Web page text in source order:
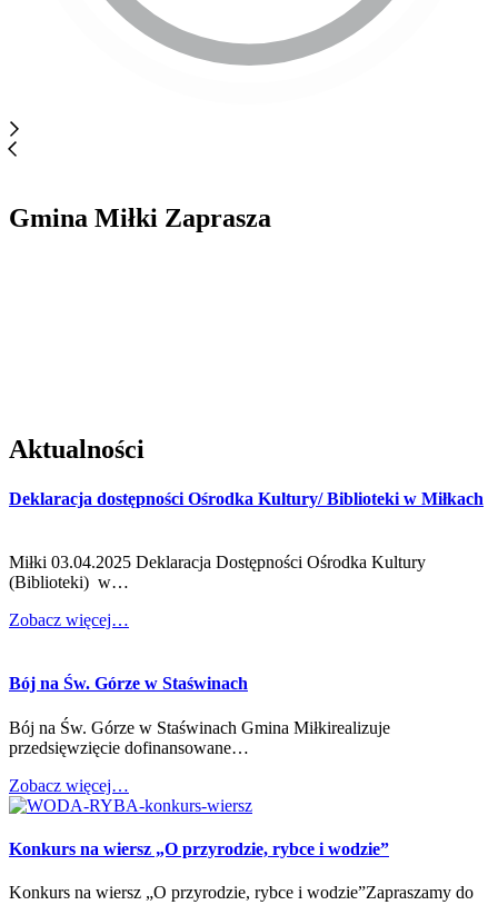
Gmina Miłki Zaprasza
Aktualności
Deklaracja dostępności Ośrodka Kultury/ Biblioteki w Miłkach
Miłki 03.04.2025 Deklaracja Dostępności Ośrodka Kultury
(Biblioteki) w…
Zobacz więcej…
Bój na Św. Górze w Staświnach
Bój na Św. Górze w Staświnach Gmina Miłkirealizuje
przedsięwzięcie dofinansowane…
Zobacz więcej…
Konkurs na wiersz „O przyrodzie, rybce i wodzie”
Konkurs na wiersz „O przyrodzie, rybce i wodzie”Zapraszamy do